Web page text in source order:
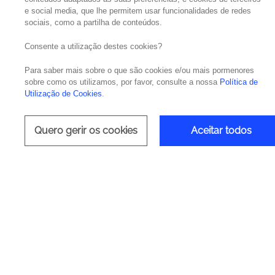
O Tableau é um software de
problemas e
A simplicidade desta
perspetivas se unam
e social media, que lhe permitem usar funcionalidades de redes
sociais, como a partilha de conteúdos.
Consente a utilização destes cookies?
Para saber mais sobre o que são cookies e/ou mais pormenores
sobre como os utilizamos, por favor, consulte a nossa Política de
Utilização de Cookies.
Quero gerir os cookies Aceitar todos